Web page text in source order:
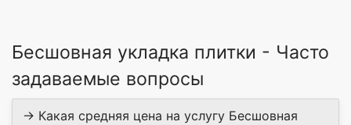
Бесшовная укладка плитки - Часто
задаваемые вопросы
→ Какая средняя цена на услугу Бесшовная